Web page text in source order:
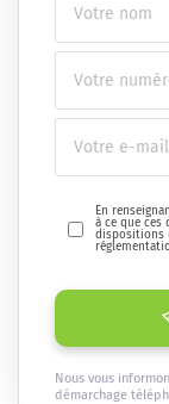
En
à ce que ces
dispositions
Nous vous
démarchage